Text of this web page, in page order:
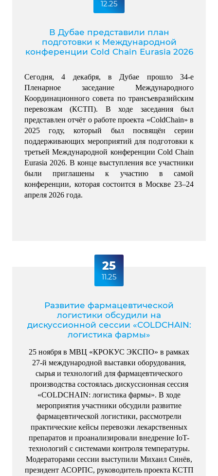
12.25
В Дубае представили план
подготовки к Международной
конференции Cold Chain Eurasia 2026
Сегодня, 4 декабря, в Дубае прошло 34-е
Пленарное заседание Международного
Координационного совета по трансъевразийским
перевозкам (КСТП). В ходе заседания был
представлен отчёт о работе проекта «ColdChain» в
2025 году, который был посвящён серии
поддерживающих мероприятий для подготовки к
третьей Международной конференции Cold Chain
Eurasia 2026. В конце выступления все участники
были приглашены к участию в самой
конференции, которая состоится в Москве 23–24
апреля 2026 года.
25
11.25
Развитие фармацевтической
логистики обсудили на
дискуссионной сессии «COLDCHAIN:
логистика фармы»
25 ноября в МВЦ «КРОКУС ЭКСПО» в рамках
27-й международной выставки оборудования,
сырья и технологий для фармацевтического
производства состоялась дискуссионная сессия
«COLDCHAIN: логистика фармы». В ходе
мероприятия участники обсудили развитие
фармацевтической логистики, рассмотрели
практические кейсы перевозки лекарственных
препаратов и проанализировали внедрение IoT-
технологий с системами контроля температуры.
Модераторами сессии выступили Михаил Синёв,
президент АСОРПС, руководитель проекта КСТП